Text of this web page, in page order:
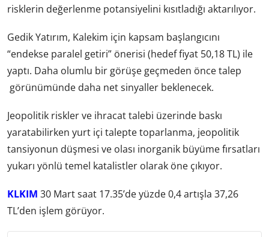
risklerin değerlenme potansiyelini kısıtladığı aktarılıyor.
Gedik Yatırım, Kalekim için kapsam başlangıcını
“endekse paralel getiri” önerisi (hedef fiyat 50,18 TL) ile
yaptı. Daha olumlu bir görüşe geçmeden önce talep
görünümünde daha net sinyaller beklenecek.
Jeopolitik riskler ve ihracat talebi üzerinde baskı
yaratabilirken yurt içi talepte toparlanma, jeopolitik
tansiyonun düşmesi ve olası inorganik büyüme fırsatları
yukarı yönlü temel katalistler olarak öne çıkıyor.
KLKIM 30 Mart saat 17.35’de yüzde 0,4 artışla 37,26
TL’den işlem görüyor.